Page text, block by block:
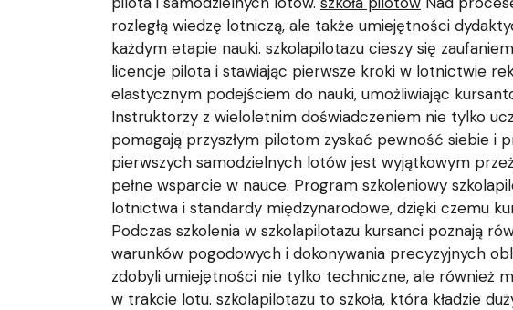
rozległą wiedzę lotniczą, ale także umiejętności
każdym etapie nauki. szkolapilotazu cieszy się
licencje pilota i stawiając pierwsze kroki w lotnictwie
elastycznym podejściem do nauki, umożliwiając
Instruktorzy z wieloletnim doświadczeniem nie tylko
pomagają przyszłym pilotom zyskać pewność siebie i
pierwszych samodzielnych lotów jest wyjątkowym
pełne wsparcie w nauce. Program szkoleniowy
lotnictwa i standardy międzynarodowe, dzięki czemu
Podczas szkolenia w szkolapilotazu kursanci poznają
warunków pogodowych i dokonywania precyzyjnych
zdobyli umiejętności nie tylko techniczne, ale również
w trakcie lotu. szkolapilotazu to szkoła, która kładzie